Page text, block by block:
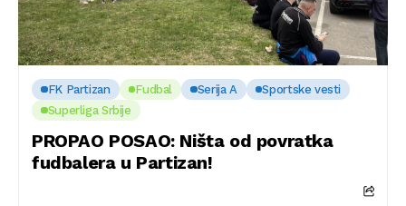
FK Partizan Fudbal Serija A
Sportske vesti
Superliga Srbije
PROPAO POSAO: Ništa od povratka
fudbalera u Partizan!